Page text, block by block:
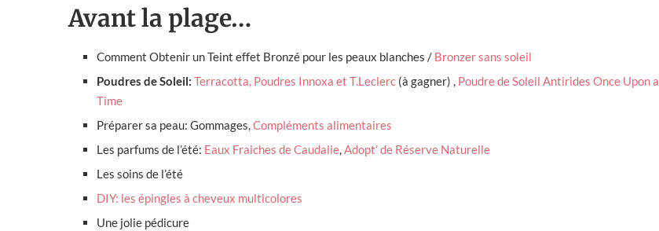
Avant la plage…
Comment Obtenir un Teint effet Bronzé pour les peaux blanches / Bronzer sans soleil
Poudres de Soleil: Terracotta, Poudres Innoxa et T.Leclerc (à gagner) , Poudre de Soleil Antirides Once Upon a
Time
Préparer sa peau: Gommages,Compléments alimentaires
Les parfums de l’été: Eaux Fraiches de Caudalie,Adopt’ de Réserve Naturelle
Les soins de l’été
DIY: les épingles à cheveux multicolores
Une jolie pédicure